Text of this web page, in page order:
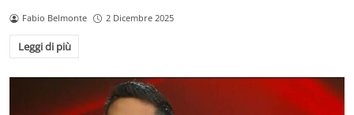
Fabio Belmonte 2 Dicembre 2025
Leggi di più